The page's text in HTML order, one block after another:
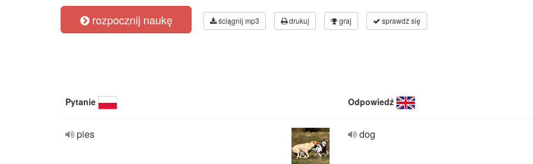
rozpocznij naukę ściągnij mp3 drukuj graj sprawdź się
Pytanie Odpowiedź
pies dog